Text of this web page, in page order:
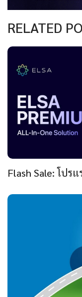
RELATED
Flash Sale: โปรแ